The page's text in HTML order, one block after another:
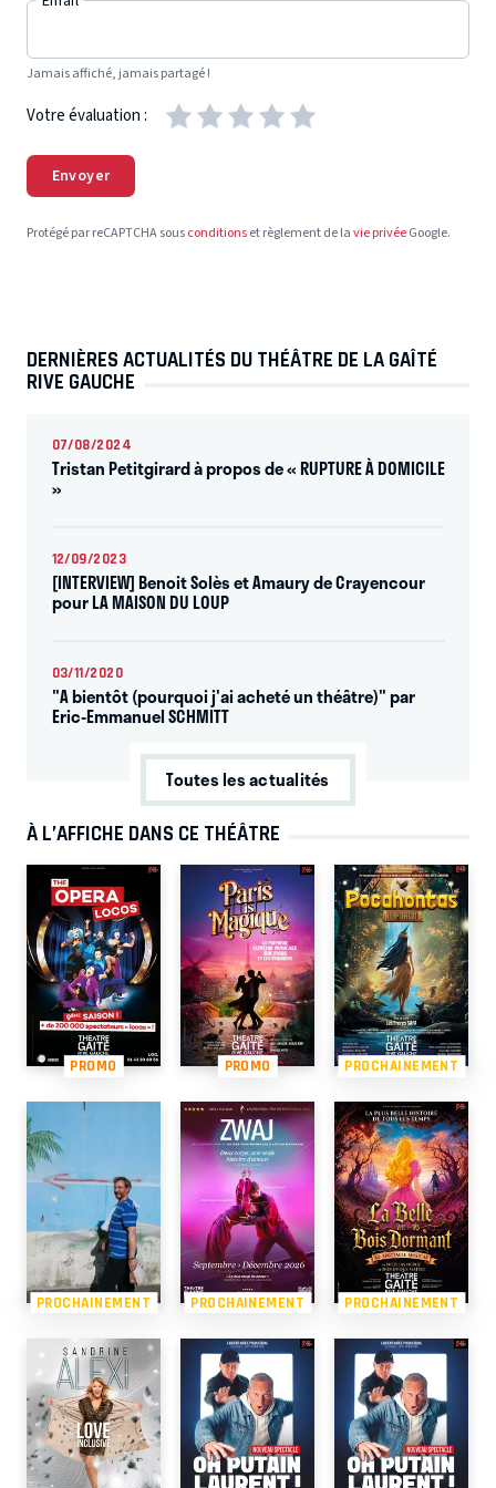
Jamais affiché, jamais partagé !
Votre évaluation :
Envoyer
Protégé par reCAPTCHA sousconditionset règlement de lavie privéeGoogle.
DERNIÈRES ACTUALITÉS DU THÉÂTRE DE LA GAÎTÉ
RIVE GAUCHE
07/08/2024
Tristan Petitgirard à propos de « RUPTURE À DOMICILE
»
12/09/2023
[INTERVIEW] Benoit Solès et Amaury de Crayencour
pour LA MAISON DU LOUP
03/11/2020
"A bientôt (pourquoi j'ai acheté un théâtre)" par
Eric-Emmanuel SCHMITT
Toutes les actualités
À L’AFFICHE DANS CE THÉÂTRE
PROMO PROMO PROCHAINEMENT
PROCHAINEMENT PROCHAINEMENT PROCHAINEMENT